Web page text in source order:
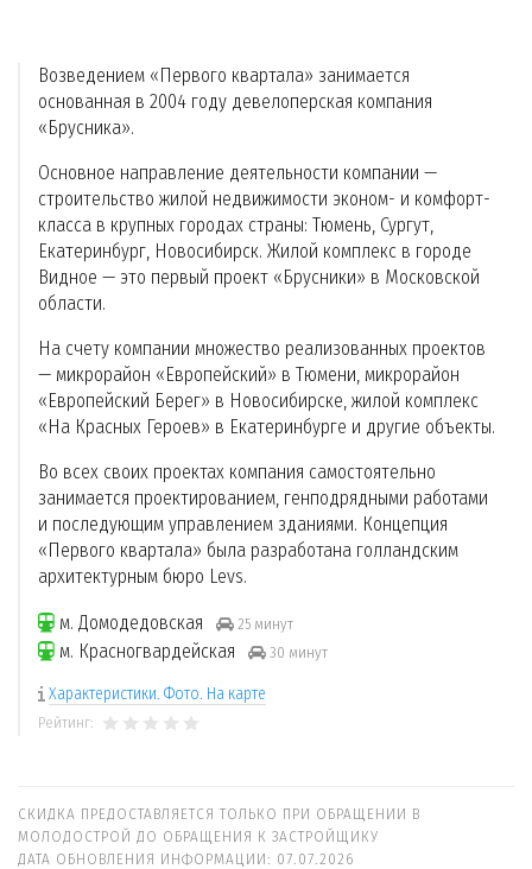
Возведением «Первого квартала» занимается
основанная в 2004 году девелоперская компания
«Брусника».
Основное направление деятельности компании —
строительство жилой недвижимости эконом- и комфорт-
класса в крупных городах страны: Тюмень, Сургут,
Екатеринбург, Новосибирск. Жилой комплекс в городе
Видное — это первый проект «Брусники» в Московской
области.
На счету компании множество реализованных проектов
— микрорайон «Европейский» в Тюмени, микрорайон
«Европейский Берег» в Новосибирске, жилой комплекс
«На Красных Героев» в Екатеринбурге и другие объекты.
Во всех своих проектах компания самостоятельно
занимается проектированием, генподрядными работами
и последующим управлением зданиями. Концепция
«Первого квартала» была разработана голландским
архитектурным бюро Levs.
м. Домодедовская 25 минут
м. Красногвардейская 30 минут
Характеристики. Фото. На карте
Рейтинг:
СКИДКА ПРЕДОСТАВЛЯЕТСЯ ТОЛЬКО ПРИ ОБРАЩЕНИИ В
МОЛОДОСТРОЙ ДО ОБРАЩЕНИЯ К ЗАСТРОЙЩИКУ
ДАТА ОБНОВЛЕНИЯ ИНФОРМАЦИИ: 07.07.2026